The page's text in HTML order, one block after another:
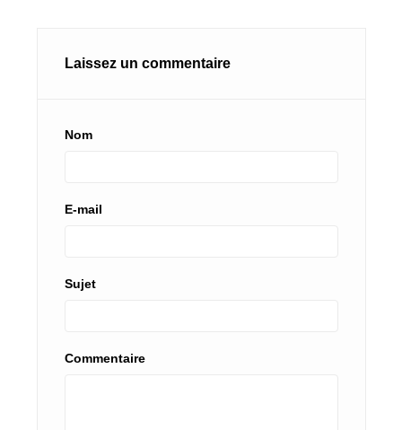
Laissez un commentaire
Nom
E-mail
Sujet
Commentaire